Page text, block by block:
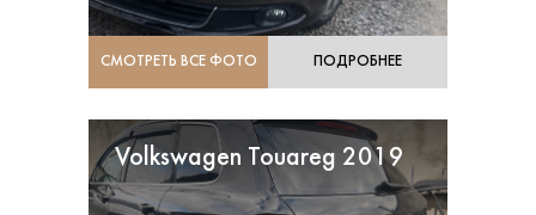
СМОТРЕТЬ ВСЕ ФОТО ПОДРОБНЕЕ
Volkswagen Touareg 2019